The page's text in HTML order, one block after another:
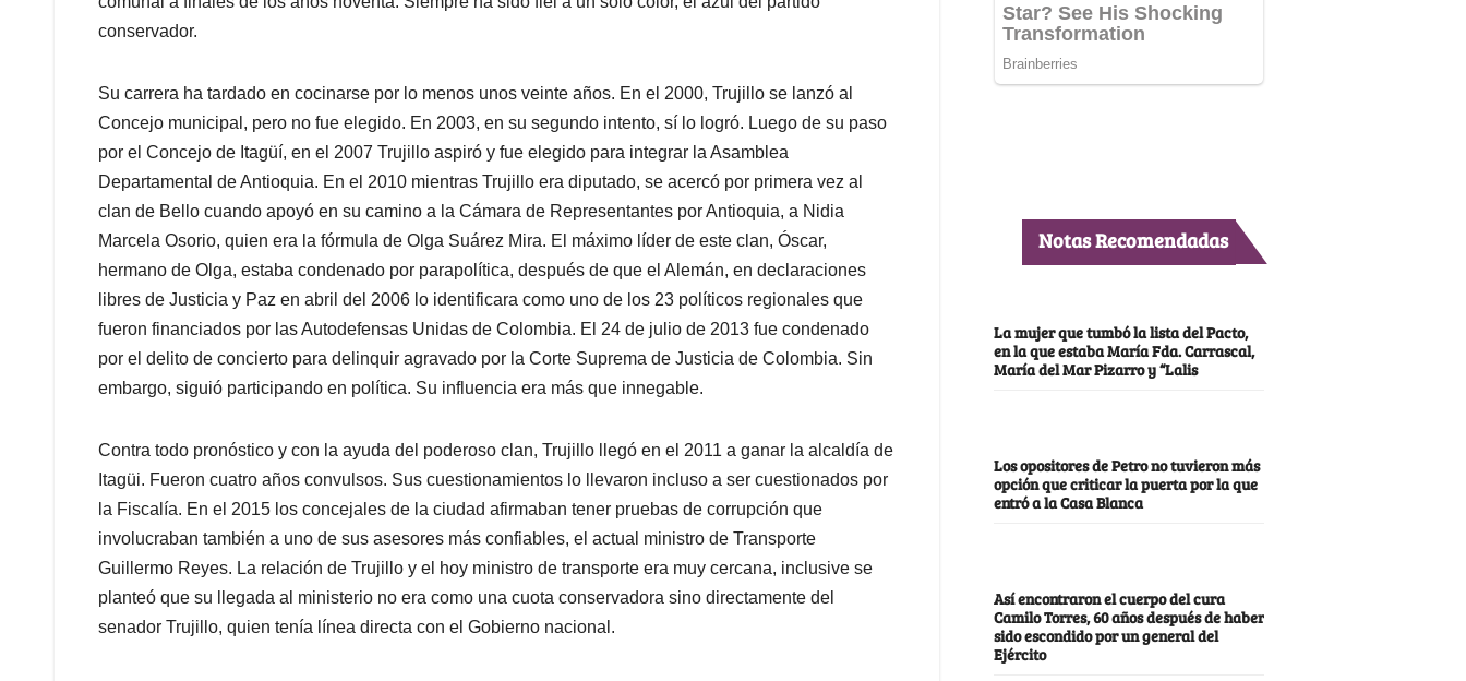
conservador.
Su carrera ha tardado en cocinarse por lo menos unos veinte años. En el 2000, Trujillo se lanzó al
Concejo municipal, pero no fue elegido. En 2003, en su segundo intento, sí lo logró. Luego de su paso
por el Concejo de Itagüí, en el 2007 Trujillo aspiró y fue elegido para integrar la Asamblea
Departamental de Antioquia. En el 2010 mientras Trujillo era diputado, se acercó por primera vez al
clan de Bello cuando apoyó en su camino a la Cámara de Representantes por Antioquia, a Nidia
Marcela Osorio, quien era la fórmula de Olga Suárez Mira. El máximo líder de este clan, Óscar,
hermano de Olga, estaba condenado por parapolítica, después de que el Alemán, en declaraciones
libres de Justicia y Paz en abril del 2006 lo identificara como uno de los 23 políticos regionales que
fueron financiados por las Autodefensas Unidas de Colombia. ​El 24 de julio de 2013 fue condenado
por el delito de concierto para delinquir agravado por la Corte Suprema de Justicia de Colombia. Sin
embargo, siguió participando en política. Su influencia era más que innegable.
Contra todo pronóstico y con la ayuda del poderoso clan, Trujillo llegó en el 2011 a ganar la alcaldía de
Itagüi. Fueron cuatro años convulsos. Sus cuestionamientos lo llevaron incluso a ser cuestionados por
la Fiscalía. En el 2015 los concejales de la ciudad afirmaban tener pruebas de corrupción que
involucraban también a uno de sus asesores más confiables, el actual ministro de Transporte
Guillermo Reyes. La relación de Trujillo y el hoy ministro de transporte era muy cercana, inclusive se
planteó que su llegada al ministerio no era como una cuota conservadora sino directamente del
senador Trujillo, quien tenía línea directa con el Gobierno nacional.
Notas Recomendadas
La mujer que tumbó la lista del Pacto,
en la que estaba María Fda. Carrascal,
María del Mar Pizarro y “Lalis
Los opositores de Petro no tuvieron más
opción que criticar la puerta por la que
entró a la Casa Blanca
Así encontraron el cuerpo del cura
Camilo Torres, 60 años después de haber
sido escondido por un general del
Ejército